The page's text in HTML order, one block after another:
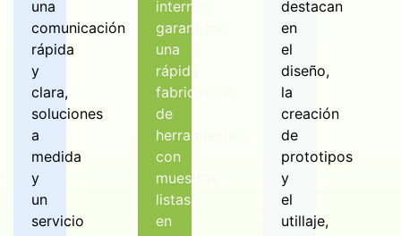
una
comunicación
rápida
y
clara,
soluciones
a
medida
y
un
servicio
internos
garantizan
una
rápida
fabricación
de
herramientas,
con
muestras
listas
en
destacan
en
el
diseño,
la
creación
de
prototipos
y
el
utillaje,